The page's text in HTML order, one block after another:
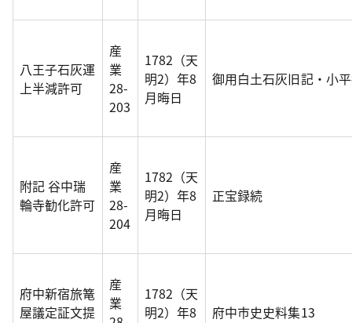
八王子石灰運
上半減許可
産
業
28-
203
1782（天
明2）年8
月晦日
御用白土石灰旧記・小
附記 谷中瑞
輪寺勧化許可
産
業
28-
204
1782（天
明2）年8
月晦日
正宝録続
府中新宿旅篭
屋議定証文提
産
業
1782（天
明2）年8
府中市史史料集13